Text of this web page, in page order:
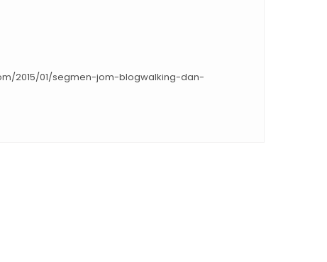
2015/01/segmen-jom-blogwalking-dan-